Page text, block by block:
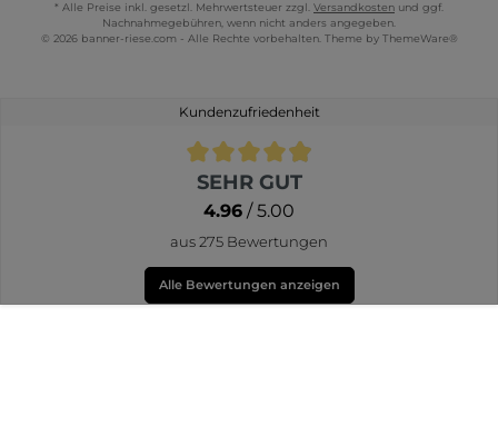
* Alle Preise inkl. gesetzl. Mehrwertsteuer zzgl. Versandkosten und ggf.
Nachnahmegebühren, wenn nicht anders angegeben.
© 2026 banner-riese.com - Alle Rechte vorbehalten. Theme by ThemeWare®
Kundenzufriedenheit
Durchschnittliche Bewertung von 4.9 von 5 Sternen
SEHR GUT
4.96 / 5.00
aus 275 Bewertungen
Alle Bewertungen anzeigen